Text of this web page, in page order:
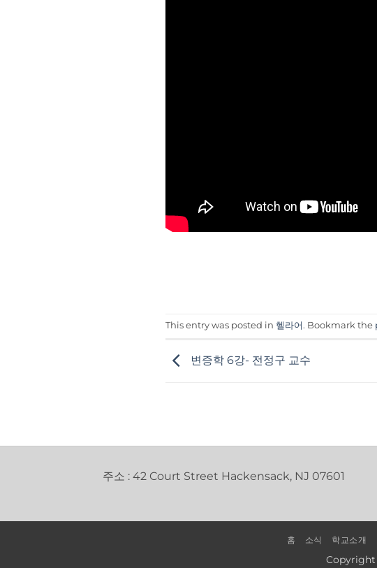
This entry was posted in 헬라어 . Bookmark the
변증학 6강- 전정구 교수
주소 : 42 Court Street Hackensack, NJ 07601
홈 소식 학교소개